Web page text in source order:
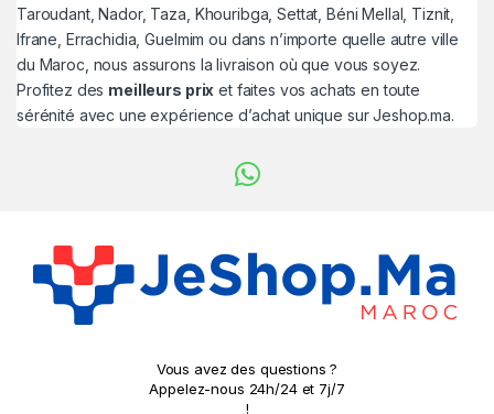
Taroudant, Nador, Taza, Khouribga, Settat, Béni Mellal, Tiznit,
Ifrane, Errachidia, Guelmim ou dans n’importe quelle autre ville
du Maroc, nous assurons la livraison où que vous soyez.
Profitez des meilleurs prix et faites vos achats en toute
sérénité avec une expérience d’achat unique sur Jeshop.ma.
Vous avez des questions ?
Appelez-nous 24h/24 et 7j/7
!